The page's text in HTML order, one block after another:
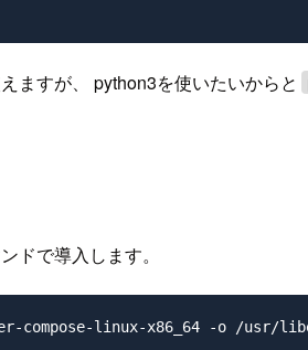
ますが、 python3を使いたいからと
ドで導入します。
compose-linux-x86_64 -o /usr/